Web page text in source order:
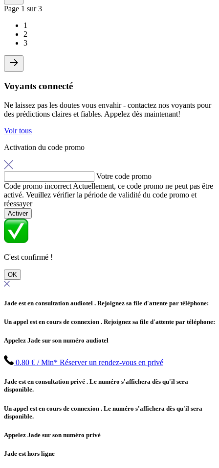
Page 1 sur 3
1
2
3
Voyants connecté
Ne laissez pas les doutes vous envahir - contactez nos voyants pour
des prédictions claires et fiables. Appelez dès maintenant!
Voir tous
Activation du code promo
Votre code promo
Code promo incorrect Actuellement, ce code promo ne peut pas être
activé. Veuillez vérifier la période de validité du code promo et
réessayer
Activer
C'est confirmé !
OK
Jade est en consultation audiotel . Rejoignez sa file d'attente par téléphone:
Un appel est en cours de connexion . Rejoignez sa file d'attente par téléphone:
Appelez Jade sur son numéro audiotel
0.80 € / Min* Réserver un rendez-vous en privé
Jade est en consultation privé . Le numéro s'affichera dès qu'il sera
disponible.
Un appel est en cours de connexion . Le numéro s'affichera dès qu'il sera
disponible.
Appelez Jade sur son numéro privé
Jade est hors ligne